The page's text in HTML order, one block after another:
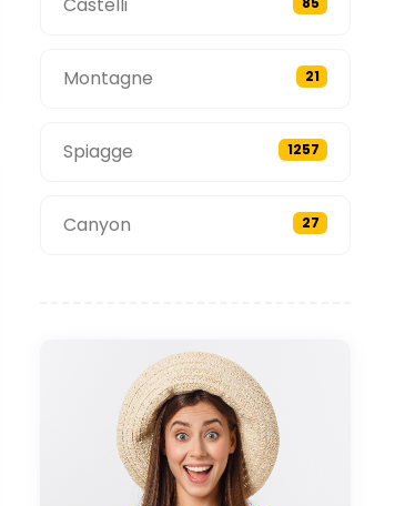
Montagne 21
Spiagge 1257
Canyon 27